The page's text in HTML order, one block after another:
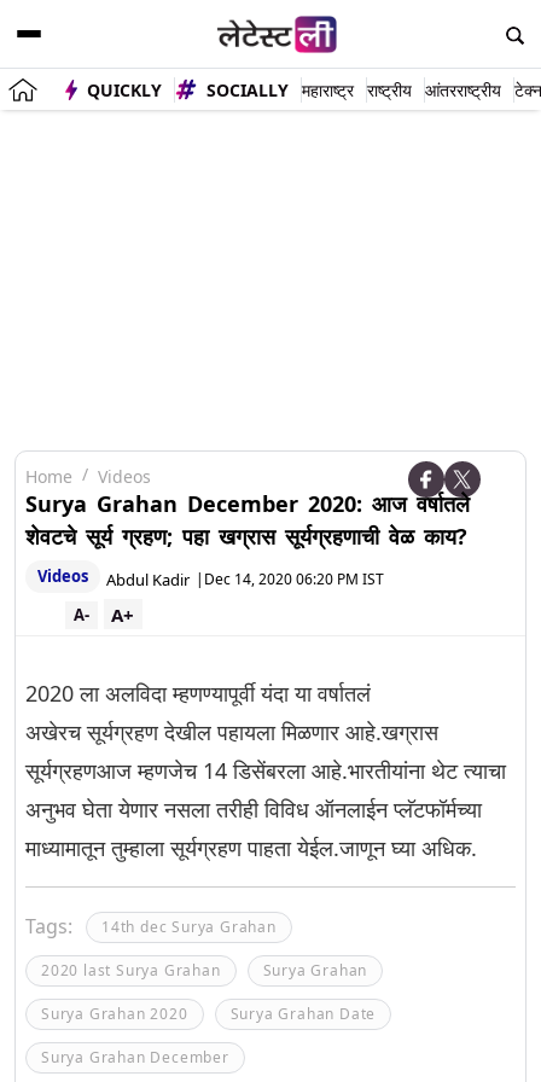
QUICKLY SOCIALLY महाराष्ट्र राष्ट्रीय आंतरराष्ट्रीय
Home Videos
Surya Grahan December 2020: आज वर्षातले
शेवटचे सूर्य ग्रहण; पहा खग्रास सूर्यग्रहणाची वेळ काय?
Videos Abdul Kadir | Dec 14, 2020 06:20 PM IST
A+
A-
2020 ला अलविदा म्हणण्यापूर्वी यंदा या वर्षातलं
अखेरच सूर्यग्रहण देखील पहायला मिळणार आहे.खग्रास
सूर्यग्रहणआज म्हणजेच 14 डिसेंबरला आहे.भारतीयांना थेट त्याचा
अनुभव घेता येणार नसला तरीही विविध ऑनलाईन प्लॅटफॉर्मच्या
माध्यामातून तुम्हाला सूर्यग्रहण पाहता येईल.जाणून घ्या अधिक.
Tags: 14th dec Surya Grahan
2020 last Surya Grahan Surya Grahan
Surya Grahan 2020 Surya Grahan Date
Surya Grahan December